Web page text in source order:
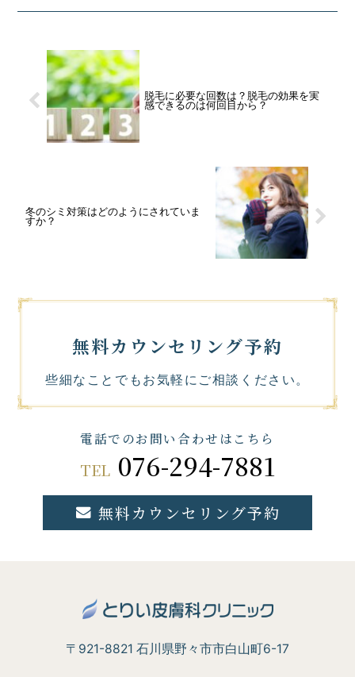
脱毛に必要な回数は？脱毛の効果を実
感できるのは何回目から？
冬のシミ対策はどのようにされていま
すか？
無料カウンセリング予約
些細なことでもお気軽にご相談ください。
電話でのお問い合わせはこちら
TEL 076-294-7881
無料カウンセリング予約
〒921-8821 石川県野々市市白山町6-17